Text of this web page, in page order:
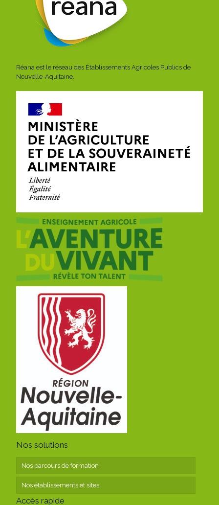
Réana est le réseau des Établissements Agricoles Publics de
Nouvelle-Aquitaine.
Nos solutions
Nos parcours de formation
Nos établissements et sites
Accès rapide